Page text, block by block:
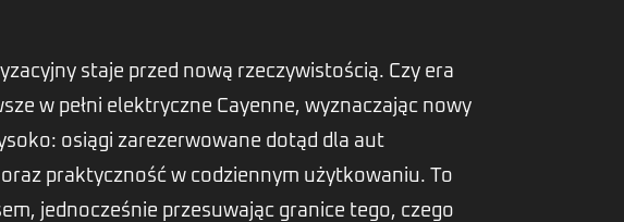
staje przed nową rzeczywistością. Czy era
w pełni elektryczne Cayenne, wyznaczając nowy
osiągi zarezerwowane dotąd dla aut
praktyczność w codziennym użytkowaniu. To
jednocześnie przesuwając granice tego, czego